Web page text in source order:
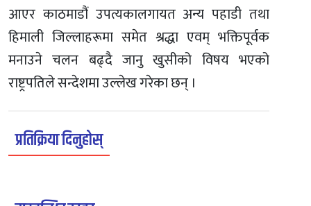
आएर काठमाडौं उपत्यकालगायत अन्य पहाडी तथा
हिमाली जिल्लाहरूमा समेत श्रद्धा एवम् भक्तिपूर्वक
मनाउने चलन बढ्दै जानु खुसीको विषय भएको
राष्ट्रपतिले सन्देशमा उल्लेख गरेका छन् ।
प्रतिक्रिया दिनुहोस्